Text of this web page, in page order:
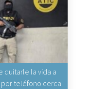
quitarle la vida a
teléfono cerca